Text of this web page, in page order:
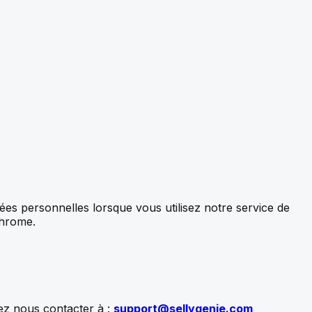
personnelles lorsque vous utilisez notre service de
nous contacter à : support@sellygenie.com